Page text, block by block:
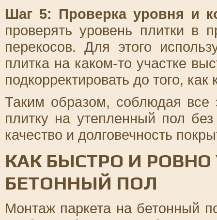
Шаг 5: Проверка уровня и
проверять уровень плитки в
перекосов. Для этого
плитка на каком-то участке
подкорректировать до того,
Таким образом, соблюдая все
плитку на утепленный пол
качество и долговечность
КАК БЫСТРО И
БЕТОННЫЙ ПОЛ
Монтаж паркета на бетонный